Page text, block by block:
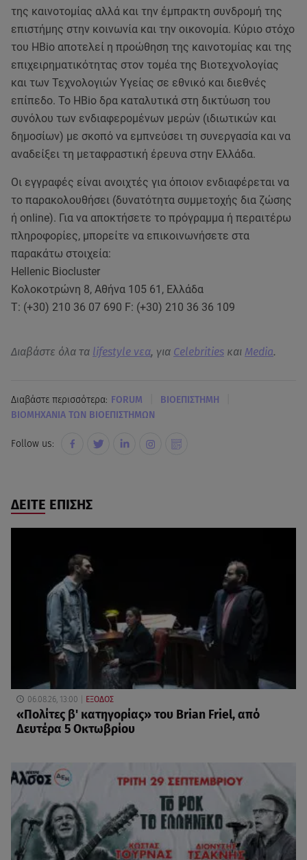
της καινοτομίας αλλά και την έμπρακτη συνδρομή της
επιστήμης στην κοινωνία και την οικονομία. Κύριο στόχο
του HBio αποτελεί η προώθηση της καινοτομίας και της
επιχειρηματικότητας στον τομέα της Βιοτεχνολογίας
και των Τεχνολογιών Υγείας σε εθνικό και διεθνές
επίπεδο. Το HBio δρα καταλυτικά στη δικτύωση του
συνόλου των ενδιαφερομένων μερών (ιδιωτικών και
δημοσίων) με σκοπό να εμπνεύσει τη συνεργασία και να
αναδείξει τη μεταφραστική έρευνα στην Ελλάδα.
Οι εγγραφές είναι ανοιχτές για όποιον ενδιαφέρεται να
το παρακολουθήσει (δυνατότητα συμμετοχής δια ζώσης
ή online). Για να αποκτήσετε το πρόγραμμα ή περαιτέρω
πληροφορίες, μπορείτε να επικοινωνήσετε στα
παρακάτω στοιχεία:
Hellenic Biocluster
Κολοκοτρώνη 8, Αθήνα 105 61, Ελλάδα
T: (+30) 210 36 07 690 F: (+30) 210 36 36 109
Διαβάστε όλα τα lifestyle νεα, για Celebrities και Media.
Διαβάστε περισσότερα: FORUM BΙΟΕΠΙΣΤΗΜΗ
ΒΙΟΜΗΧΑΝΙΑ ΤΩΝ ΒΙΟΕΠΙΣΤΗΜΩΝ
Follow us:
ΔΕΙΤΕ ΕΠΙΣΗΣ
06.08.26, 13:00 ΕΞΟΔΟΣ
«Πολίτες β' κατηγορίας» του Brian Friel, από
Δευτέρα 5 Οκτωβρίου